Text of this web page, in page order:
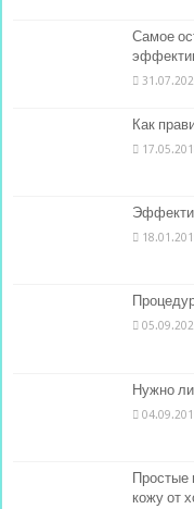
Самое
Как
Нужно
Простые
кожу от